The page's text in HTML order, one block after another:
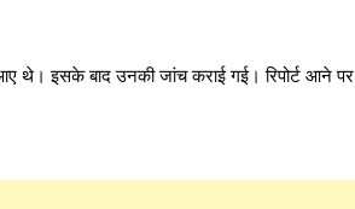
आए थे। इसके बाद उनकी जांच कराई गई। रिपोर्ट आने पर